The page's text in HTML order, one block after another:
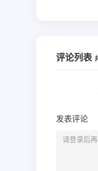
评论列表
发表评论